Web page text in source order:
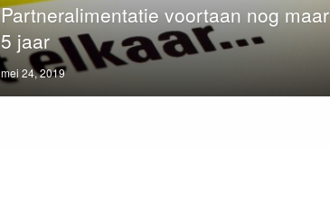
Partneralimentatie voortaan nog maar
5 jaar
Posted
on
mei 24, 2019